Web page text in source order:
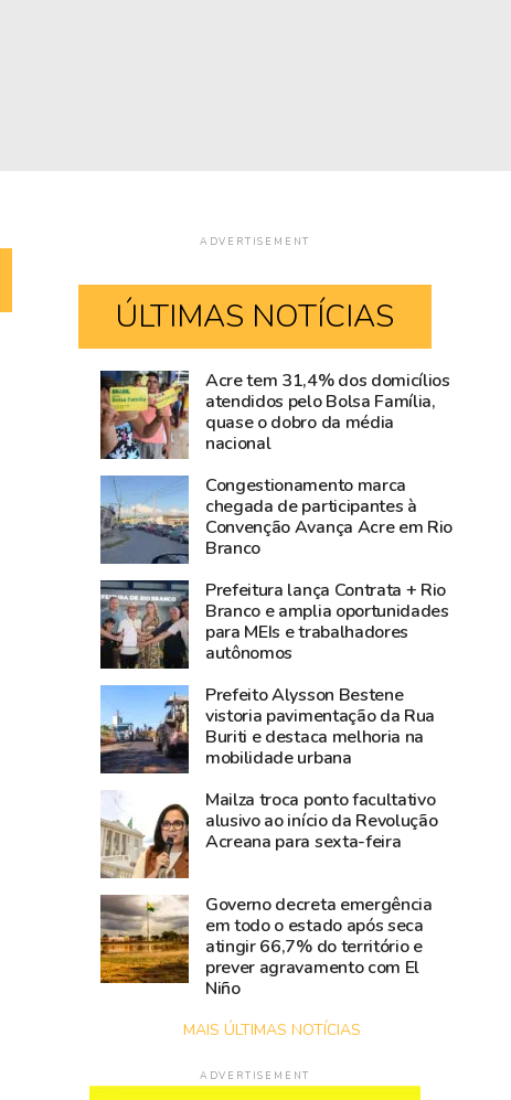
ADVERTISEMENT
ÚLTIMAS NOTÍCIAS
Rio
Branco
movimenta
R$
3,8
bilhões
lidera
produção
agropecuária
do
Acre
Amazônia
cresce
acima
da
média
nacional
Norte
registra
alta
de
2,3%
na
atividade
econômica
Acre tem 31,4% dos domicílios
atendidos pelo Bolsa Família,
quase o dobro da média
nacional
Congestionamento marca
chegada de participantes à
Convenção Avança Acre em Rio
Branco
Prefeitura lança Contrata + Rio
Branco e amplia oportunidades
para MEIs e trabalhadores
autônomos
Prefeito Alysson Bestene
vistoria pavimentação da Rua
Buriti e destaca melhoria na
mobilidade urbana
Mailza troca ponto facultativo
alusivo ao início da Revolução
Acreana para sexta-feira
Governo decreta emergência
em todo o estado após seca
atingir 66,7% do território e
prever agravamento com El
Niño
MAIS ÚLTIMAS NOTÍCIAS
ADVERTISEMENT